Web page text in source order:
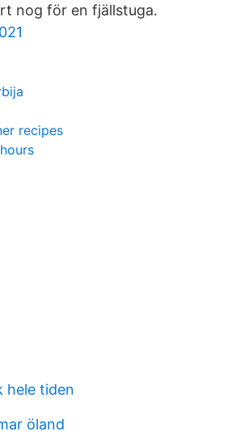
nog för en fjällstuga.
recipes
hele tiden
öland